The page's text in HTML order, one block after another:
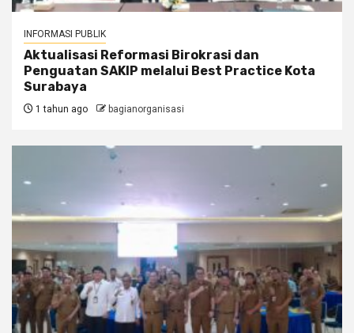
INFORMASI PUBLIK
Aktualisasi Reformasi Birokrasi dan
Penguatan SAKIP melalui Best Practice Kota
Surabaya
1 tahun ago bagianorganisasi